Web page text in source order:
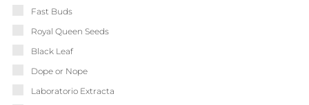
Fast Buds
Royal Queen Seeds
Black Leaf
Dope or Nope
Laboratorio Extracta